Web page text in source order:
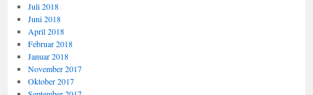
Juli 2018
Juni 2018
April 2018
Februar 2018
Januar 2018
November 2017
Oktober 2017